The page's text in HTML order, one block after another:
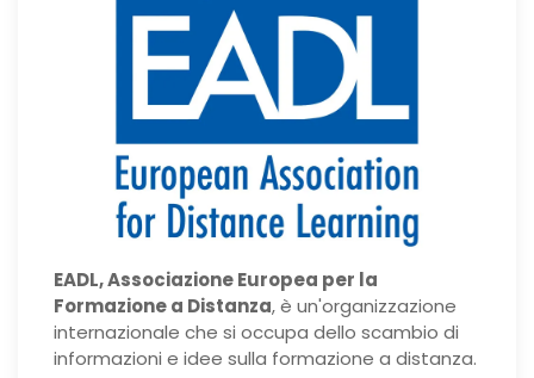
EADL, Associazione Europea per la
Formazione a Distanza, è un'organizzazione
internazionale che si occupa dello scambio di
informazioni e idee sulla formazione a distanza.